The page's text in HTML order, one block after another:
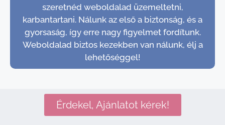
szeretnéd weboldalad üzemeltetni,
karbantartani. Nálunk az első a biztonság, és a
gyorsaság, így erre nagy figyelmet fordítunk.
Weboldalad biztos kezekben van nálunk, élj a
lehetőséggel!
Érdekel, Ajánlatot kérek!